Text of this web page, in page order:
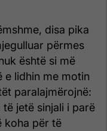
disa pika
përmes
është si më
e lidhin me motin
paralajmërojnë:
jetë sinjali i parë
koha për të